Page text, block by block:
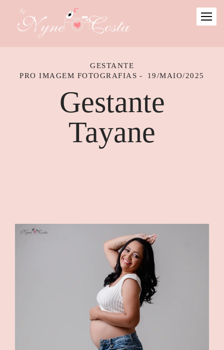
GESTANTE
PRO IMAGEM FOTOGRAFIAS
19/MAIO/2025
Gestante
Tayane